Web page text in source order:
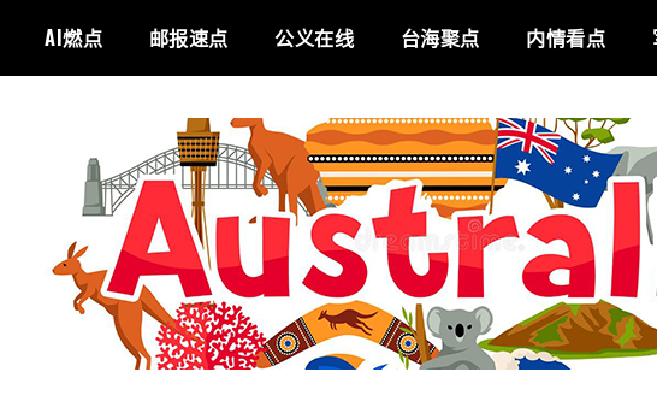
AI燃点 邮报速点 公义在线 台海聚点 内情看点